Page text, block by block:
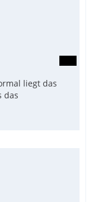
liegt das
das